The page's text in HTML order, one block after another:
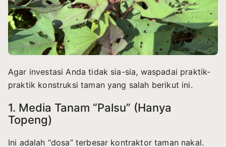
Agar investasi Anda tidak sia-sia, waspadai praktik-
praktik konstruksi taman yang salah berikut ini.
1. Media Tanam “Palsu” (Hanya
Topeng)
Ini adalah “dosa” terbesar kontraktor taman nakal.